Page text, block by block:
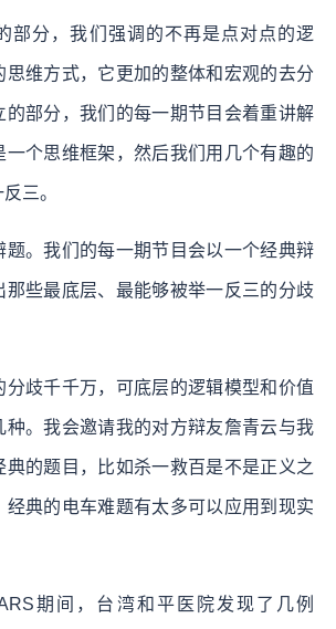
部分，我们强调的不再是点对点的逻
思维方式，它更加的整体和宏观的去分
的部分，我们的每一期节目会着重讲解
一个思维框架，然后我们用几个有趣的
三。
题。我们的每一期节目会以一个经典辩
那些最底层、最能够被举一反三的分歧
分歧千千万，可底层的逻辑模型和价值
种。我会邀请我的对方辩友詹青云与我
典的题目，比如杀一救百是不是正义之
经典的电车难题有太多可以应用到现实
期间，台湾和平医院发现了几例